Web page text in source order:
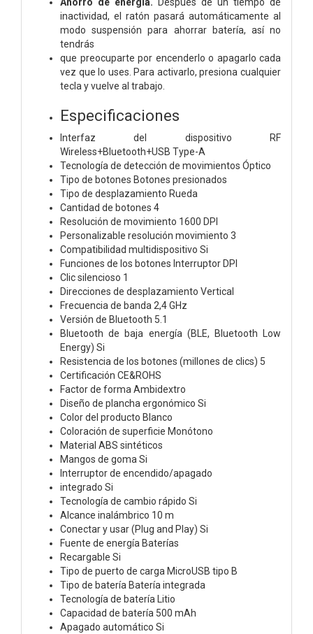
inactividad, el ratón pasará automáticamente al
modo suspensión para ahorrar batería, así no
tendrás
que preocuparte por encenderlo o apagarlo cada
vez que lo uses. Para activarlo, presiona cualquier
tecla y vuelve al trabajo.
Especificaciones
Interfaz del dispositivo RF
Wireless+Bluetooth+USB Type-A
Tecnología de detección de movimientos Óptico
Tipo de botones Botones presionados
Tipo de desplazamiento Rueda
Cantidad de botones 4
Resolución de movimiento 1600 DPI
Personalizable resolución movimiento 3
Compatibilidad multidispositivo Si
Funciones de los botones Interruptor DPI
Clic silencioso 1
Direcciones de desplazamiento Vertical
Frecuencia de banda 2,4 GHz
Versión de Bluetooth 5.1
Bluetooth de baja energía (BLE, Bluetooth Low
Energy) Si
Resistencia de los botones (millones de clics) 5
Certificación CE&ROHS
Factor de forma Ambidextro
Diseño de plancha ergonómico Si
Color del producto Blanco
Coloración de superficie Monótono
Material ABS sintéticos
Mangos de goma Si
Interruptor de encendido/apagado
integrado Si
Tecnología de cambio rápido Si
Alcance inalámbrico 10 m
Conectar y usar (Plug and Play) Si
Fuente de energía Baterías
Recargable Si
Tipo de puerto de carga MicroUSB tipo B
Tipo de batería Batería integrada
Tecnología de batería Litio
Capacidad de batería 500 mAh
Apagado automático Si